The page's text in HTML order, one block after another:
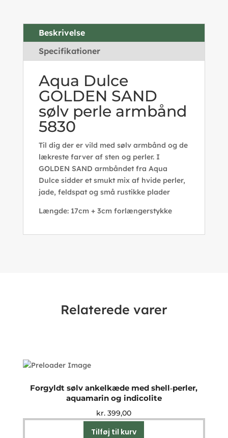
Beskrivelse
Specifikationer
Aqua Dulce
GOLDEN SAND
sølv perle armbånd
5830
Til dig der er vild med sølv armbånd og de
lækreste farver af sten og perler. I
GOLDEN SAND armbåndet fra Aqua
Dulce sidder et smukt mix af hvide perler,
jade, feldspat og små rustikke plader
Længde: 17cm + 3cm forlængerstykke
Relaterede varer
Forgyldt sølv ankelkæde med shell‑perler,
aquamarin og indicolite
kr. 399,00
Tilføj til kurv